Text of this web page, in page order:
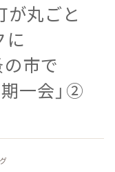
が​丸ごと​
に​
市で​
一会」​②